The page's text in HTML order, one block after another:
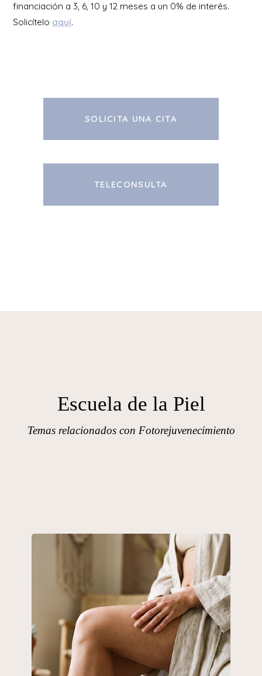
financiación a 3, 6, 10 y 12 meses a un 0% de interés.
Solicítelo aquí.
SOLICITA UNA CITA
TELECONSULTA
Escuela de la Piel
Temas relacionados con Fotorejuvenecimiento